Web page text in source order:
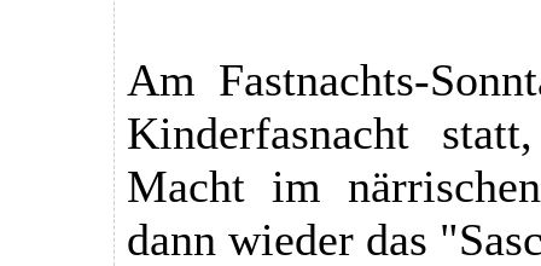
Am Fastnachts-
Kinderfasnacht
Macht im
dann wieder das